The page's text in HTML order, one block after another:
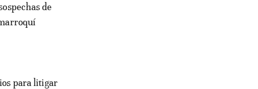
de
para litigar